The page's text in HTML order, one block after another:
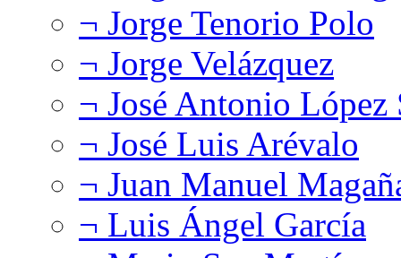
¬ Jorge Tenorio Polo
¬ Jorge Velázquez
¬ José Antonio López
¬ José Luis Arévalo
¬ Juan Manuel
¬ Luis Ángel García